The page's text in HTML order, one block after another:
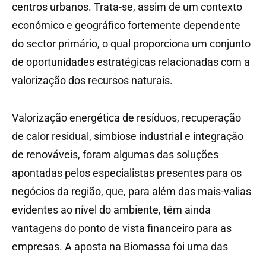
centros urbanos. Trata-se, assim de um contexto
económico e geográfico fortemente dependente
do sector primário, o qual proporciona um conjunto
de oportunidades estratégicas relacionadas com a
valorização dos recursos naturais.
Valorização energética de resíduos, recuperação
de calor residual, simbiose industrial e integração
de renováveis, foram algumas das soluções
apontadas pelos especialistas presentes para os
negócios da região, que, para além das mais-valias
evidentes ao nível do ambiente, têm ainda
vantagens do ponto de vista financeiro para as
empresas. A aposta na Biomassa foi uma das